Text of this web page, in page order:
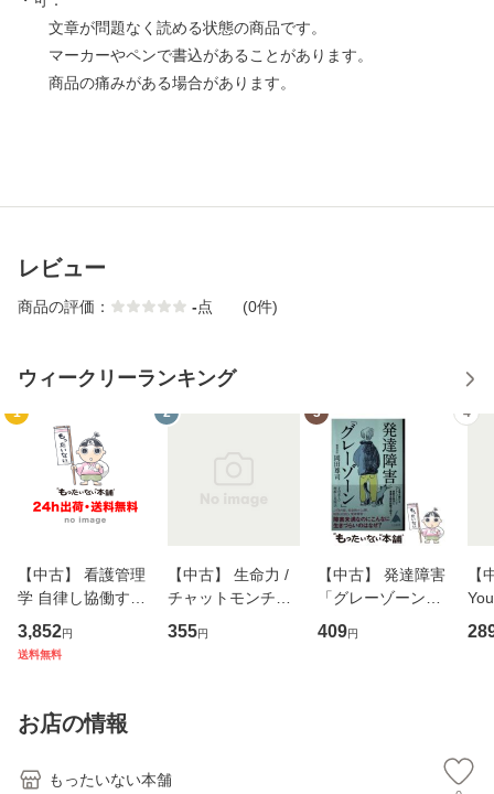
文章が問題なく読める状態の商品です。
マーカーやペンで書込があることがあります。
商品の痛みがある場合があります。
レビュー
商品の評価： -点 (0件)
ウィークリーランキング
1
【中古】 看護管理
学 自律し協働する
専門職の看護マネ
ジメントスキル 改
恵 藤本幸三 / 南江
堂 [単行
3,852円
送料無料
2
【中古】 生命力 /
チャットモンチー /
キューンレコード
[CD]【メール便送
355円
3
【中古】 発達障害
「グレーゾーン」
その正しい理解と
克服法 (SB新書 57
409円
4
【
のが
お店の情報
もったいない本舗